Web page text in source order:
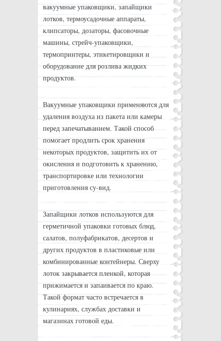
вакуумные упаковщики, запайщики
лотков, термоусадочные аппараты,
клипсаторы, дозаторы, фасовочные
машины, стрейч-упаковщики,
термопринтеры, этикетировщики и
оборудование для розлива жидких
продуктов.
Вакуумные упаковщики применяются для
удаления воздуха из пакета или камеры
перед запечатыванием. Такой способ
помогает продлить срок хранения
некоторых продуктов, защитить их от
окисления и подготовить к хранению,
транспортировке или технологии
приготовления су-вид.
Запайщики лотков используются для
герметичной упаковки готовых блюд,
салатов, полуфабрикатов, десертов и
других продуктов в пластиковые или
комбинированные контейнеры. Сверху
лоток закрывается пленкой, которая
прижимается и запаивается по краю.
Такой формат часто встречается в
кулинариях, службах доставки и
магазинах готовой еды.